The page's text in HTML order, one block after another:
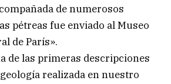
de numerosos
pétreas fue enviado al Museo
de París».
de las primeras descripciones
realizada en nuestro